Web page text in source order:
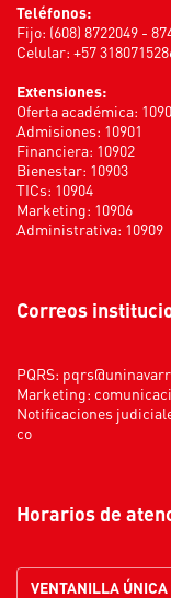
Teléfonos:
Fijo: (608) 8722049 -
Celular: +57
Extensiones:
Oferta académica:
Admisiones: 10901
Financiera: 10902
Bienestar: 10903
TICs: 10904
Marketing: 10906
Administrativa: 10909
Correos
PQRS:
Marketing:
Notificaciones
co
Horarios de
VENTANILLA ÚNICA